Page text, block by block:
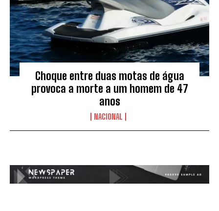
Choque entre duas motas de água
provoca a morte a um homem de 47
anos
NACIONAL